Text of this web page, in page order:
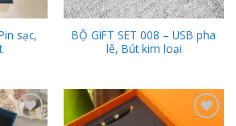
sạc,
BỘ GIFT SET 008 – USB pha
lê, Bút kim loại